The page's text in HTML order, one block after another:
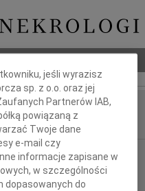
Kosik
jeśli wyrazisz
sp. z o.o. oraz jej
Zaufanych Partnerów IAB,
powiązaną z
Twoje dane
e-mail czy
informacje zapisane w
w szczególności
dopasowanych do